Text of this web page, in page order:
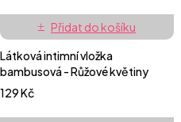
Přidat do košíku
Látková intimní vložka
bambusová - Růžové květiny
129Kč